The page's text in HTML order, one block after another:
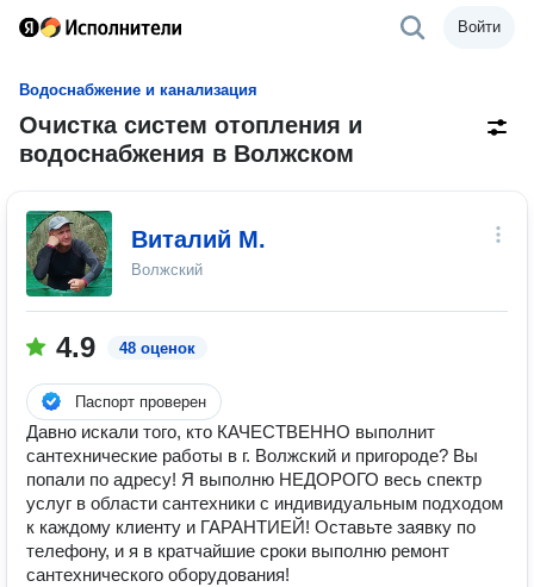
Войти
Водоснабжение и канализация
Очистка систем отопления и
водоснабжения в Волжском
Виталий М.
Волжский
4.9 48 оценок
Паспорт проверен
Давно искали того, кто КАЧЕСТВЕННО выполнит
сантехнические работы в г. Волжский и пригороде? Вы
попали по адресу! Я выполню НЕДОРОГО весь спектр
услуг в области сантехники с индивидуальным подходом
к каждому клиенту и ГАРАНТИЕЙ! Оставьте заявку по
телефону, и я в кратчайшие сроки выполню ремонт
сантехнического оборудования!